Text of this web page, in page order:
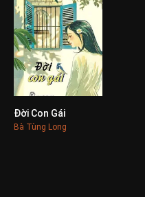
Đời Con Gái
Bà Tùng Long